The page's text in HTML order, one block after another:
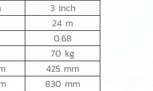
3 inch
24 m
0.68
70 kg
425 mm
830 mm